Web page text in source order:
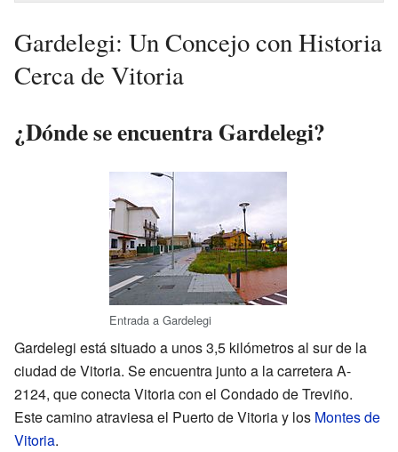
Gardelegi: Un Concejo con Historia
Cerca de Vitoria
¿Dónde se encuentra Gardelegi?
Entrada a Gardelegi
Gardelegi está situado a unos 3,5 kilómetros al sur de la
ciudad de Vitoria. Se encuentra junto a la carretera A-
2124, que conecta Vitoria con el Condado de Treviño.
Este camino atraviesa el Puerto de Vitoria y los Montes de
Vitoria.